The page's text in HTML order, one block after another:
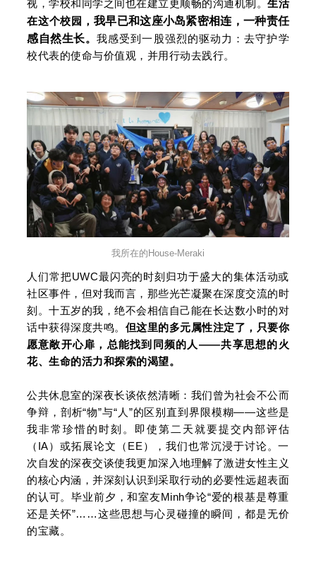
视，学校和同学之间也在建立更顺畅的沟通机制。 生活
在这个校园， 我早已和这座小岛紧密相连，一种责任
感自然生长。我感受到一股强烈的驱动力：去守护学
校代表的使命与价值观，并用行动去践行。
我所在的House-Meraki
人们常把UWC最闪亮的时刻归功于盛大的集体活动或
社区事件，但对我而言，那些光芒凝聚在深度交流的时
刻。十五岁的我，绝不会相信自己能在长达数小时的对
话中获得深度共鸣。 但这里的多元属性注定了，只要你
愿意敞开心扉，总能找到同频的人——共享思想的火
花、生命的活力和探索的渴望。
公共休息室的深夜长谈依然清晰：我们曾为社会不公而
争辩，剖析“物”与“人”的区别直到界限模糊——这些是
我非常珍惜的时刻。即使第二天就要提交内部评估
（IA）或拓展论文（EE），我们也常沉浸于讨论。一
次自发的深夜交谈使我更加深入地理解了激进女性主义
的核心内涵，并深刻认识到采取行动的必要性远超表面
的认可。毕业前夕，和室友Minh争论“爱的根基是尊重
还是关怀”……这些思想与心灵碰撞的瞬间，都是无价
的宝藏。